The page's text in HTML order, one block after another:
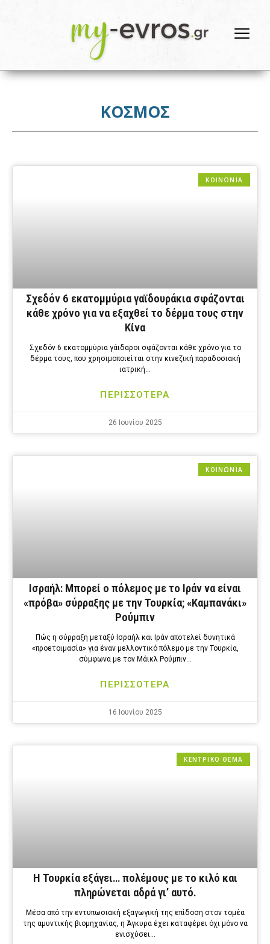
ΚΟΣΜΟΣ
ΚΟΙΝΩΝΙΑ
Σχεδόν 6 εκατομμύρια γαϊδουράκια σφάζονται
κάθε χρόνο για να εξαχθεί το δέρμα τους στην
Κίνα
Σχεδόν 6 εκατομμύρια γάιδαροι σφάζονται κάθε χρόνο για το
δέρμα τους, που χρησιμοποιείται στην κινεζική παραδοσιακή
ιατρική…
ΠΕΡΙΣΣΟΤΕΡΑ
26 Ιουνίου 2025
ΚΟΙΝΩΝΙΑ
Ισραήλ: Μπορεί ο πόλεμος με το Ιράν να είναι
«πρόβα» σύρραξης με την Τουρκία; «Καμπανάκι»
Ρούμπιν
Πώς η σύρραξη μεταξύ Ισραήλ και Ιράν αποτελεί δυνητικά
«προετοιμασία» για έναν μελλοντικό πόλεμο με την Τουρκία,
σύμφωνα με τον Μάικλ Ρούμπιν…
ΠΕΡΙΣΣΟΤΕΡΑ
16 Ιουνίου 2025
ΚΕΝΤΡΙΚΟ ΘΕΜΑ
Η Τουρκία εξάγει… πολέμους με το κιλό και
πληρώνεται αδρά γι’ αυτό.
Μέσα από την εντυπωσιακή εξαγωγική της επίδοση στον τομέα
της αμυντικής βιομηχανίας, η Άγκυρα έχει καταφέρει όχι μόνο να
ενισχύσει…